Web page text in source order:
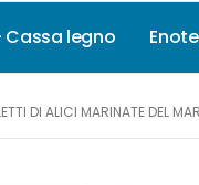
legno
DI ALICI MARINATE DEL